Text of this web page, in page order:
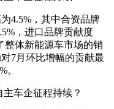
4.5%，其中合资品牌
，进口品牌贡献度
整体新能源车市场的销
7月环比增幅的贡献最
。